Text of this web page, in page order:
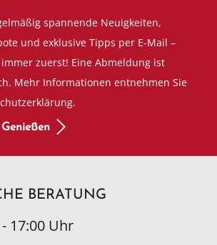
spannende Neuigkeiten,
und exklusive Tipps per E-Mail –
zuerst! Eine Abmeldung ist
Mehr Informationen entnehmen Sie
BERATUNG
17:00 Uhr